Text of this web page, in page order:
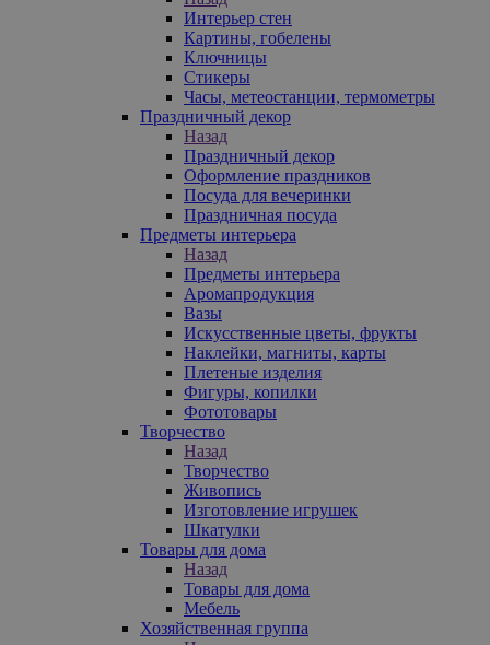
Интерьер стен
Картины, гобелены
Ключницы
Стикеры
Часы, метеостанции, термометры
Праздничный декор
Назад
Праздничный декор
Оформление праздников
Посуда для вечеринки
Праздничная посуда
Предметы интерьера
Назад
Предметы интерьера
Аромапродукция
Вазы
Искусственные цветы, фрукты
Наклейки, магниты, карты
Плетеные изделия
Фигуры, копилки
Фототовары
Творчество
Назад
Творчество
Живопись
Изготовление игрушек
Шкатулки
Товары для дома
Назад
Товары для дома
Мебель
Хозяйственная группа